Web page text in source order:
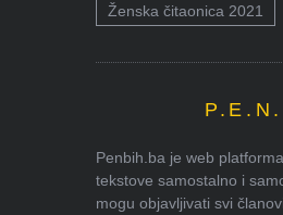
Ženska čitaonica 2021
P.E.N.
Penbih.ba je web
tekstove samostalno i
mogu objavljivati svi